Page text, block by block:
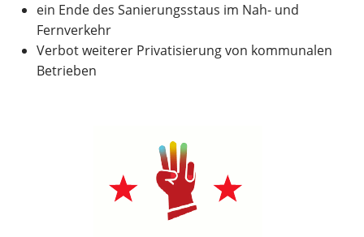
ein Ende des Sanierungsstaus im Nah- und
Fernverkehr
Verbot weiterer Privatisierung von kommunalen
Betrieben